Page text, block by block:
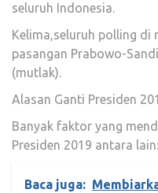
seluruh Indonesia.
Kelima,seluruh polling di
pasangan Prabowo-
(mutlak).
Alasan Ganti Presiden
Banyak faktor yang
Presiden 2019 antara lain:
Baca juga: